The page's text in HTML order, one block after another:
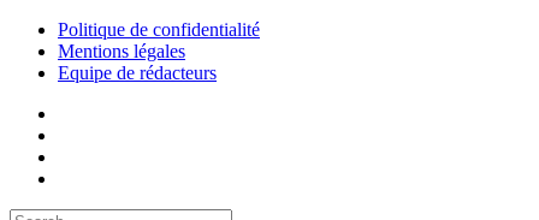
Politique de confidentialité
Mentions légales
Equipe de rédacteurs